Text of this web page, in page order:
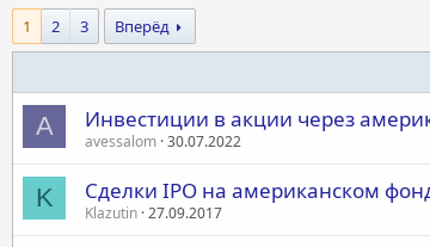
1 2 3 Вперёд
A Инвестиции в акции через
avessalom 30.07.2022
K Сделки IPO на американском
Klazutin 27.09.2017